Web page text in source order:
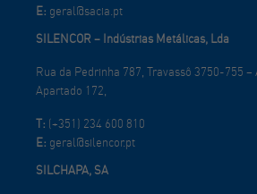
E: geral@sacia.pt
SILENCOR – Indústrias Metálicas, Lda
Rua da Pedrinha 787, Travassô 3750-755 –
Apartado 172,
T: (+351) 234 600 810
E: geral@silencor.pt
SILCHAPA, SA